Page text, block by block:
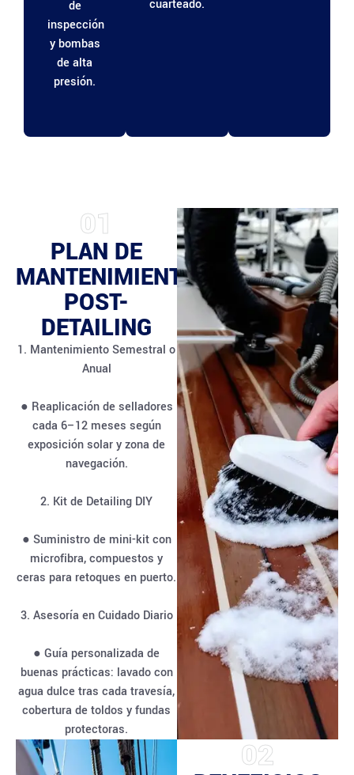
de
inspección
y bombas
de alta
presión.
cuarteado.
01
PLAN DE
MANTENIMIENTO
POST-
DETAILING
1. Mantenimiento Semestral o
Anual
● Reaplicación de selladores
cada 6–12 meses según
exposición solar y zona de
navegación.
2. Kit de Detailing DIY
● Suministro de mini-kit con
microfibra, compuestos y
ceras para retoques en puerto.
3. Asesoría en Cuidado Diario
● Guía personalizada de
buenas prácticas: lavado con
agua dulce tras cada travesía,
cobertura de toldos y fundas
protectoras.
02